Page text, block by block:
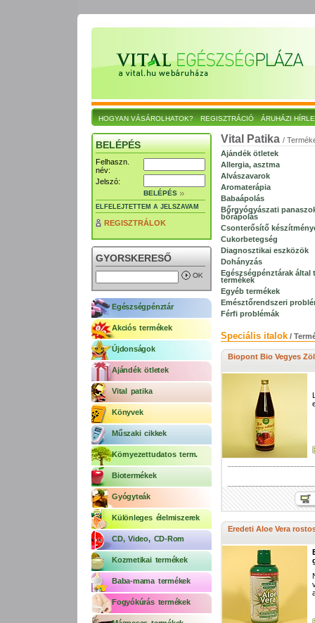
HOGYAN VÁSÁROLHATOK? REGISZTRÁCIÓ ÁRUHÁZI
BELÉPÉS
Felhaszn.
név:
Jelszó:
BELÉPÉS
ELFELEJTETTEM A JELSZAVAM
REGISZTRÁLOK
GYORSKERESŐ
Egészségpénztár
Akciós termékek
Újdonságok
Ajándék ötletek
Vital patika
Könyvek
Műszaki cikkek
Környezettudatos term.
Biotermékek
Gyógyteák
Különleges élelmiszerek
CD, Video, CD-Rom
Kozmetikai termékek
Baba-mama termékek
Fogyókúrás termékek
Vital Patika /
Ajándék ötletek
Allergia, asztma
Alvászavarok
Aromaterápia
Babaápolás
Bőrgyógyászati
bőrápolás
Csonterősítő
Cukorbetegség
Diagnosztikai eszközök
Dohányzás
Egészségpénztárak által
termékek
Egyéb termékek
Emésztőrendszeri
Férfi problémák
Speciális italok /
Biopont Bio Vegyes
Eredeti Aloe Vera